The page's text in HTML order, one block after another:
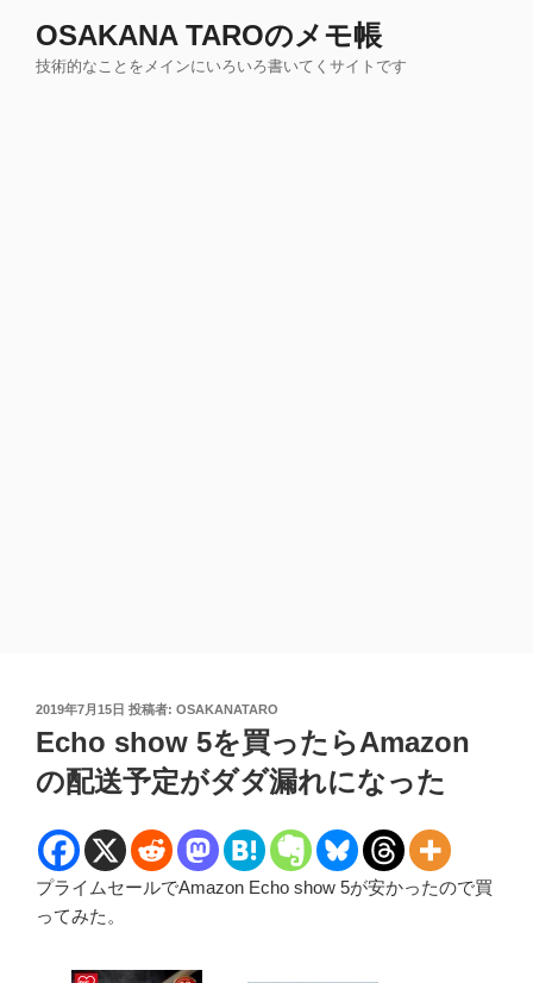
OSAKANA TAROのメモ帳
技術的なことをメインにいろいろ書いてくサイトです
投
稿
日:
2019年7月15日 投稿者: OSAKANATARO
Echo show 5を買ったらAmazon
の配送予定がダダ漏れになった
プライムセールでAmazon Echo show 5が安かったので買
ってみた。